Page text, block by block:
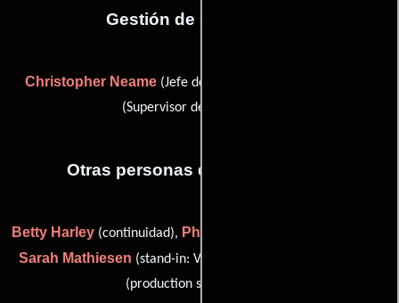
Gestión de producción
Christopher Neame (Jefe de producción) y
(Supervisor de producción)
Otras personas que participaron
Betty Harley(continuidad), Philip Campbell
Sarah Mathiesen (stand-in: Valerie Leon (u)) y
(production secretary (u))